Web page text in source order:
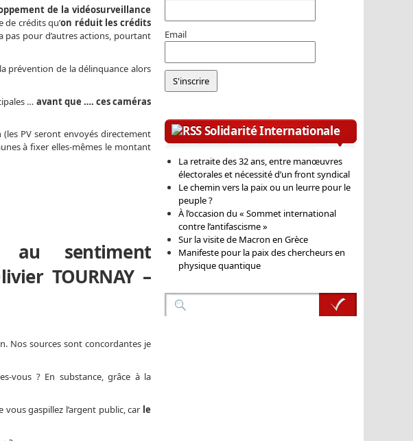
de la vidéosurveillance
de crédits qu’on réduit les crédits
pas pour d’autres actions, pourtant
prévention de la délinquance alors
… avant que …. ces caméras
PV seront envoyés directement
à fixer elles-mêmes le montant
au sentiment
TOURNAY –
Nos sources sont concordantes je
vous ? En substance, grâce à la
gaspillez l’argent public, car le
Email
Solidarité Internationale
La retraite des 32 ans, entre manœuvres
électorales et nécessité d’un front syndical
Le chemin vers la paix ou un leurre pour le
peuple ?
À l’occasion du « Sommet international
contre l’antifascisme »
Sur la visite de Macron en Grèce
Manifeste pour la paix des chercheurs en
physique quantique